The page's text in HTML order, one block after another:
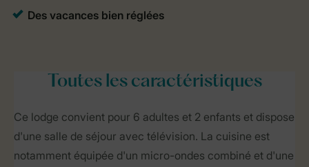
Toutesles caractéristiques
Ce lodge convient pour 6 adultes et 2 enfants et dispose
d'une salle de séjour avec télévision. La cuisine est
notamment équipée d'un micro-ondes combiné et d'une